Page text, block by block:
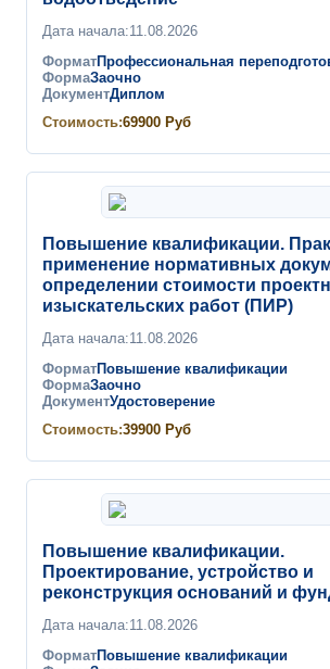
Дата начала:11.08.2026
ФорматПрофессиональная
ФормаЗаочно
ДокументДиплом
Стоимость:69900 Руб
Повышение квалификации.
применение нормативных
определении стоимости
изыскательских работ (ПИР)
Дата начала:11.08.2026
ФорматПовышение квалификации
ФормаЗаочно
ДокументУдостоверение
Стоимость:39900 Руб
Повышение квалификации.
Проектирование, устройство и
реконструкция оснований и
Дата начала:11.08.2026
ФорматПовышение квалификации